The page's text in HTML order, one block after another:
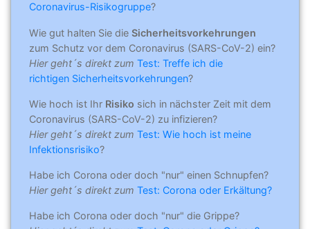
Coronavirus-Risikogruppe?
Wie gut halten Sie die Sicherheitsvorkehrungen
zum Schutz vor dem Coronavirus (SARS-CoV-2) ein?
Hier geht´s direkt zum Test: Treffe ich die
richtigen Sicherheitsvorkehrungen?
Wie hoch ist Ihr Risiko sich in nächster Zeit mit dem
Coronavirus (SARS-CoV-2) zu infizieren?
Hier geht´s direkt zum Test: Wie hoch ist meine
Infektionsrisiko?
Habe ich Corona oder doch "nur" einen Schnupfen?
Hier geht´s direkt zum Test: Corona oder Erkältung?
Habe ich Corona oder doch "nur" die Grippe?